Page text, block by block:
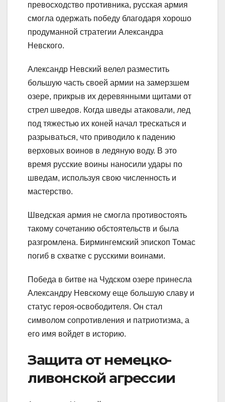
превосходство противника, русская армия
смогла одержать победу благодаря хорошо
продуманной стратегии Александра
Невского.
Александр Невский велел разместить
большую часть своей армии на замерзшем
озере, прикрыв их деревянными щитами от
стрел шведов. Когда шведы атаковали, лед
под тяжестью их коней начал трескаться и
разрываться, что приводило к падению
верховых воинов в ледяную воду. В это
время русские воины наносили удары по
шведам, используя свою численность и
мастерство.
Шведская армия не смогла противостоять
такому сочетанию обстоятельств и была
разгромлена. Бирмингемский эпископ Томас
погиб в схватке с русскими воинами.
Победа в битве на Чудском озере принесла
Александру Невскому еще большую славу и
статус героя-освободителя. Он стал
символом сопротивления и патриотизма, а
его имя войдет в историю.
Защита от немецко-
ливонской агрессии